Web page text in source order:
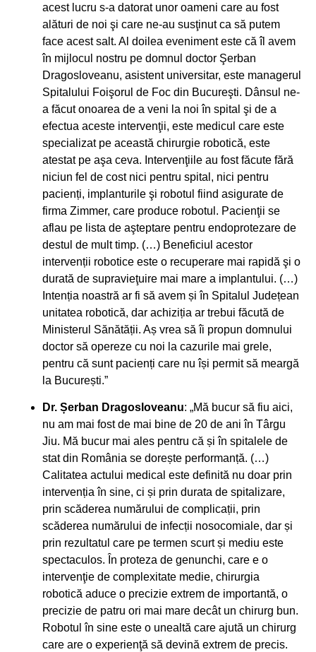
acest lucru s-a datorat unor oameni care au fost
alături de noi şi care ne-au susţinut ca să putem
face acest salt. Al doilea eveniment este că îl avem
în mijlocul nostru pe domnul doctor Şerban
Dragosloveanu, asistent universitar, este managerul
Spitalului Foişorul de Foc din Bucureşti. Dânsul ne-
a făcut onoarea de a veni la noi în spital şi de a
efectua aceste intervenţii, este medicul care este
specializat pe această chirurgie robotică, este
atestat pe aşa ceva. Intervenţiile au fost făcute fără
niciun fel de cost nici pentru spital, nici pentru
pacienți, implanturile şi robotul fiind asigurate de
firma Zimmer, care produce robotul. Pacienţii se
aflau pe lista de aşteptare pentru endoprotezare de
destul de mult timp. (…) Beneficiul acestor
intervenții robotice este o recuperare mai rapidă şi o
durată de supravieţuire mai mare a implantului. (…)
Intenția noastră ar fi să avem și în Spitalul Județean
unitatea robotică, dar achiziția ar trebui făcută de
Ministerul Sănătății. Aș vrea să îi propun domnului
doctor să opereze cu noi la cazurile mai grele,
pentru că sunt pacienți care nu își permit să meargă
la București.”
Dr. Șerban Dragosloveanu: „Mă bucur să fiu aici,
nu am mai fost de mai bine de 20 de ani în Târgu
Jiu. Mă bucur mai ales pentru că și în spitalele de
stat din România se dorește performanță. (…)
Calitatea actului medical este definită nu doar prin
intervenția în sine, ci și prin durata de spitalizare,
prin scăderea numărului de complicații, prin
scăderea numărului de infecții nosocomiale, dar și
prin rezultatul care pe termen scurt și mediu este
spectaculos. În proteza de genunchi, care e o
intervenţie de complexitate medie, chirurgia
robotică aduce o precizie extrem de importantă, o
precizie de patru ori mai mare decât un chirurg bun.
Robotul în sine este o unealtă care ajută un chirurg
care are o experienţă să devină extrem de precis.